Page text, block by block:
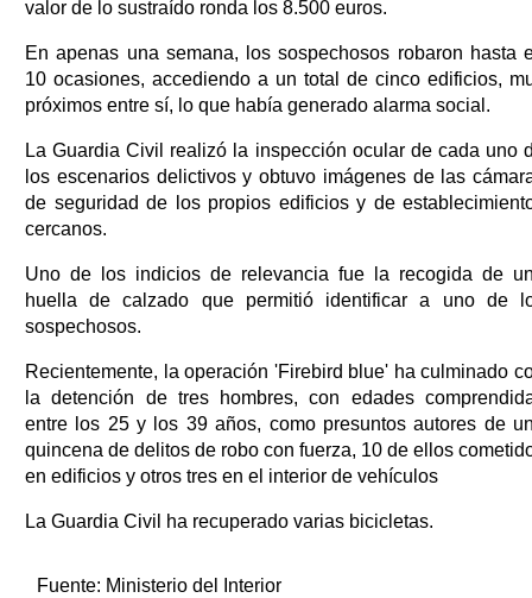
valor de lo sustraído ronda los 8.500 euros.
En apenas una semana, los sospechosos robaron hasta
10 ocasiones, accediendo a un total de cinco edificios,
próximos entre sí, lo que había generado alarma social.
La Guardia Civil realizó la inspección ocular de cada uno
los escenarios delictivos y obtuvo imágenes de las
de seguridad de los propios edificios y de
cercanos.
Uno de los indicios de relevancia fue la recogida de
huella de calzado que permitió identificar a uno de
sospechosos.
Recientemente, la operación 'Firebird blue' ha culminado
la detención de tres hombres, con edades
entre los 25 y los 39 años, como presuntos autores de
quincena de delitos de robo con fuerza, 10 de ellos
en edificios y otros tres en el interior de vehículos
La Guardia Civil ha recuperado varias bicicletas.
Fuente: Ministerio del Interior